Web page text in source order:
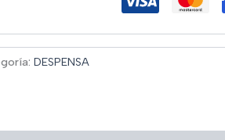
DESPENSA